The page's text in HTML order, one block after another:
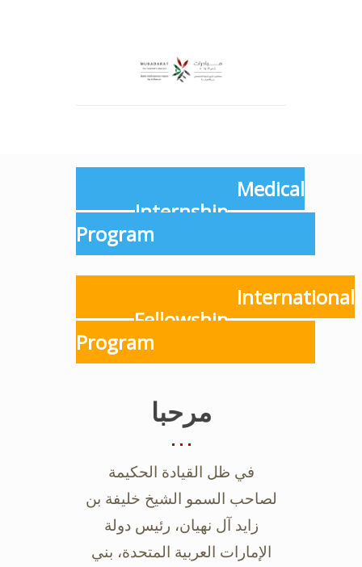
Medical
Internship
Program
International
Fellowship
Program
مرحبا
في ظل القيادة الحكيمة
لصاحب السمو الشيخ خليفة بن
زايد آل نهيان، رئيس دولة
‏الإمارات العربية المتحدة، بني